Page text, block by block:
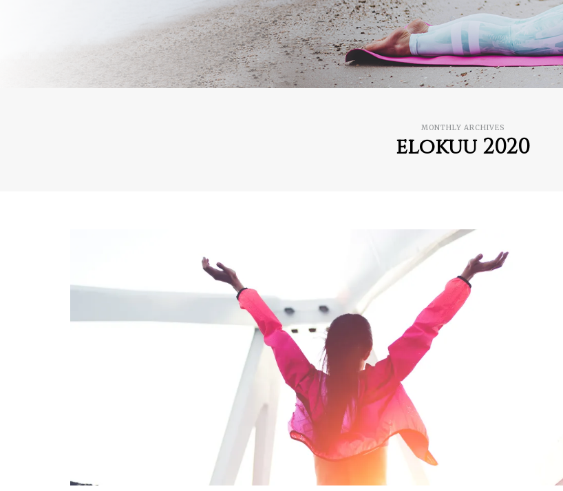
MONTHLY ARCHIVES
elokuu 2020